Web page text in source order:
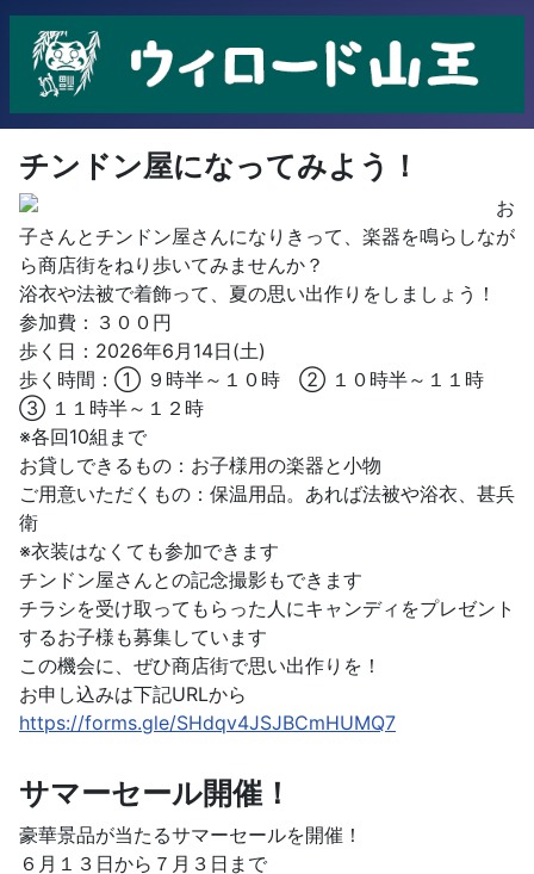
チンドン屋になってみよう！
お
子さんとチンドン屋さんになりきって、楽器を鳴らしなが
ら商店街をねり歩いてみませんか？
浴衣や法被で着飾って、夏の思い出作りをしましょう！
参加費：３００円
歩く日：2026年6月14日(土)
歩く時間：① ９時半～１０時 ② １０時半～１１時
③ １１時半～１２時
※各回10組まで
お貸しできるもの：お子様用の楽器と小物
ご用意いただくもの：保温用品。あれば法被や浴衣、甚兵
衛
※衣装はなくても参加できます
チンドン屋さんとの記念撮影もできます
チラシを受け取ってもらった人にキャンディをプレゼント
するお子様も募集しています
この機会に、ぜひ商店街で思い出作りを！
お申し込みは下記URLから
https://forms.gle/SHdqv4JSJBCmHUMQ7
サマーセール開催！
豪華景品が当たるサマーセールを開催！
６月１３日から７月３日まで